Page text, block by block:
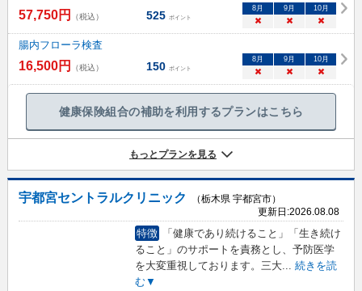
57,750円 （税込） 525 ポイント
8 月 9 月 10月
× × ×
腸内フローラ検査
16,500円 （税込） 150 ポイント
8 月 9 月 10月
× × ×
健康保険組合の補助を利用するプランはこちら
もっとプランを見る
宇都宮セントラルクリニック
（栃木県 宇都宮市）
更新日:2026.08.08
特徴
「健康であり続けること」「生き続け
ること」のサポートを責務とし、予防医学
を大変重視しております。三大...
続きを読
む▼